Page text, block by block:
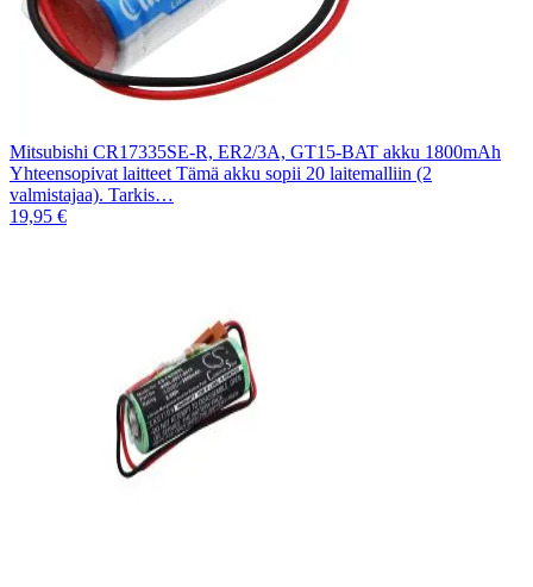
Mitsubishi CR17335SE-R, ER2/3A, GT15-BAT akku 1800mAh
Yhteensopivat laitteet Tämä akku sopii 20 laitemalliin (2
valmistajaa). Tarkis…
19,95 €